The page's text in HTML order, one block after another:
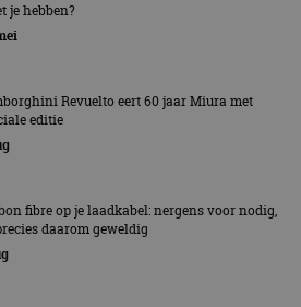
24 tot 26 september
je hebben?
Revuelto eert 60 jaar Miura met
editie
fibre op je laadkabel: nergens voor nodig,
daarom geweldig